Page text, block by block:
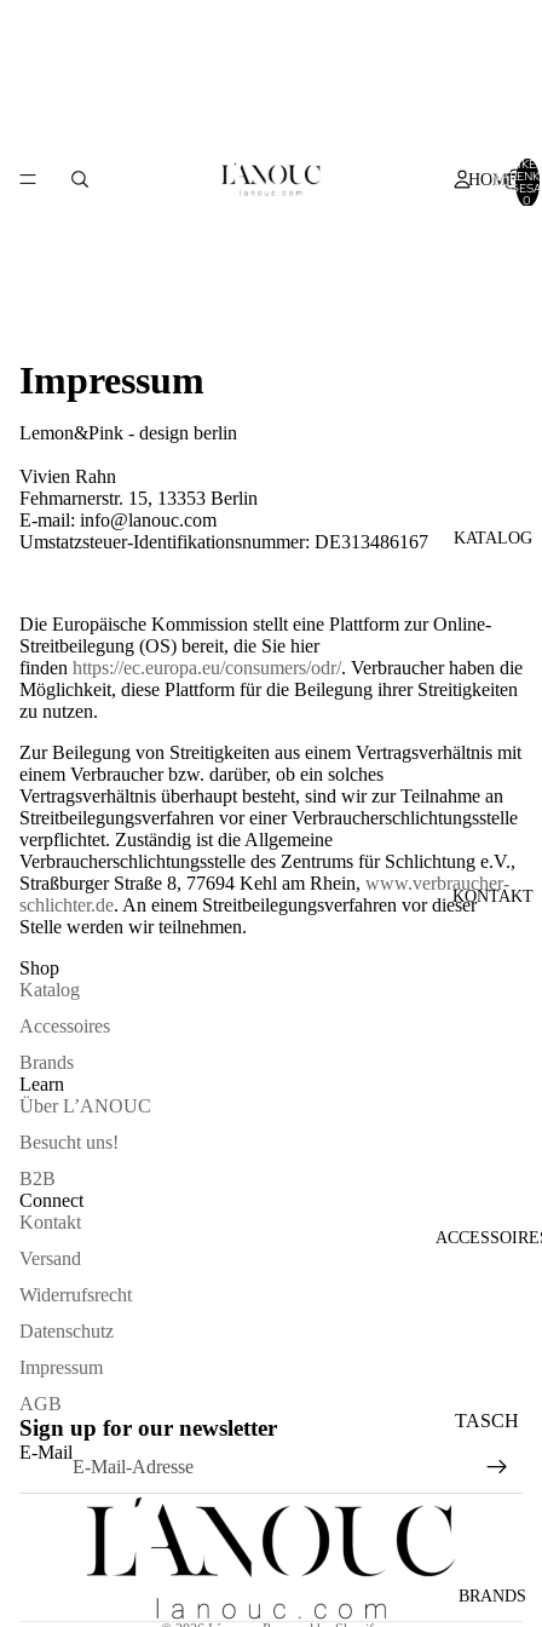
HOME
KATALOG
KONTAKT
TASCH
SONNE
SCHAL
S
BRANDS
0
Impressum
Lemon&Pink - design berlin
Vivien Rahn
Fehmarnerstr. 15, 13353 Berlin
E-mail: info@lanouc.com
Umstatzsteuer-Identifikationsnummer: DE313486167
Die Europäische Kommission stellt eine Plattform zur Online-
Streitbeilegung (OS) bereit, die Sie hier
finden https://ec.europa.eu/consumers/odr/. Verbraucher haben die
Möglichkeit, diese Plattform für die Beilegung ihrer Streitigkeiten
zu nutzen.
Zur Beilegung von Streitigkeiten aus einem Vertragsverhältnis mit
einem Verbraucher bzw. darüber, ob ein solches
Vertragsverhältnis überhaupt besteht, sind wir zur Teilnahme an
Streitbeilegungsverfahren vor einer Verbraucherschlichtungsstelle
verpflichtet. Zuständig ist die Allgemeine
Verbraucherschlichtungsstelle des Zentrums für Schlichtung e.V.,
Straßburger Straße 8, 77694 Kehl am Rhein, www.verbraucher-
schlichter.de. An einem Streitbeilegungsverfahren vor dieser
Stelle werden wir teilnehmen.
Shop
Katalog
Accessoires
Brands
Learn
Über L’ANOUC
Besucht uns!
B2B
Connect
Kontakt
Versand
Widerrufsrecht
Datenschutz
Impressum
AGB
Sign up for our newsletter
E-Mail
Widerrufsrecht
Datenschutzerklärung
Kontaktinformationen